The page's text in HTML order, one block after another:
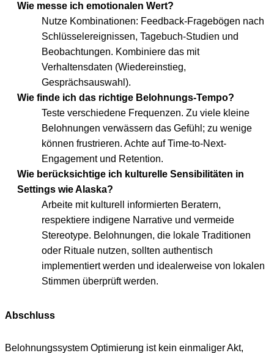
Wie messe ich emotionalen Wert?
Nutze Kombinationen: Feedback-Fragebögen nach
Schlüsselereignissen, Tagebuch-Studien und
Beobachtungen. Kombiniere das mit
Verhaltensdaten (Wiedereinstieg,
Gesprächsauswahl).
Wie finde ich das richtige Belohnungs-Tempo?
Teste verschiedene Frequenzen. Zu viele kleine
Belohnungen verwässern das Gefühl; zu wenige
können frustrieren. Achte auf Time-to-Next-
Engagement und Retention.
Wie berücksichtige ich kulturelle Sensibilitäten in
Settings wie Alaska?
Arbeite mit kulturell informierten Beratern,
respektiere indigene Narrative und vermeide
Stereotype. Belohnungen, die lokale Traditionen
oder Rituale nutzen, sollten authentisch
implementiert werden und idealerweise von lokalen
Stimmen überprüft werden.
Abschluss
Belohnungssystem Optimierung ist kein einmaliger Akt,